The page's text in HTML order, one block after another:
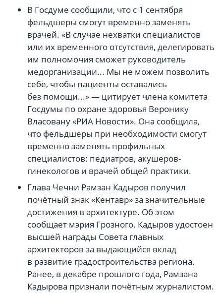
В Госдуме сообщили, что с 1 сентября
фельдшеры смогут временно заменять
врачей. «В случае нехватки специалистов
или их временного отсутствия, делегировать
им полномочия сможет руководитель
медорганизации... Мы не можем позволить
себе, чтобы пациенты оставались
без помощи...» — цитирует члена комитета
Госдумы по охране здоровья Веронику
Власовану «РИА Новости». Она сообщила,
что фельдшеры при необходимости смогут
временно заменять профильных
специалистов: педиатров, акушеров-
гинекологов и врачей общей практики.
Глава Чечни Рамзан Кадыров получил
почётный знак «Кентавр» за значительные
достижения в архитектуре. Об этом
сообщает мэрия Грозного. Кадыров удостоен
высшей награды Совета главных
архитекторов за выдающийся вклад
в развитие градостроительства региона.
Ранее, в декабре прошлого года, Рамзана
Кадырова признали почётным журналистом.